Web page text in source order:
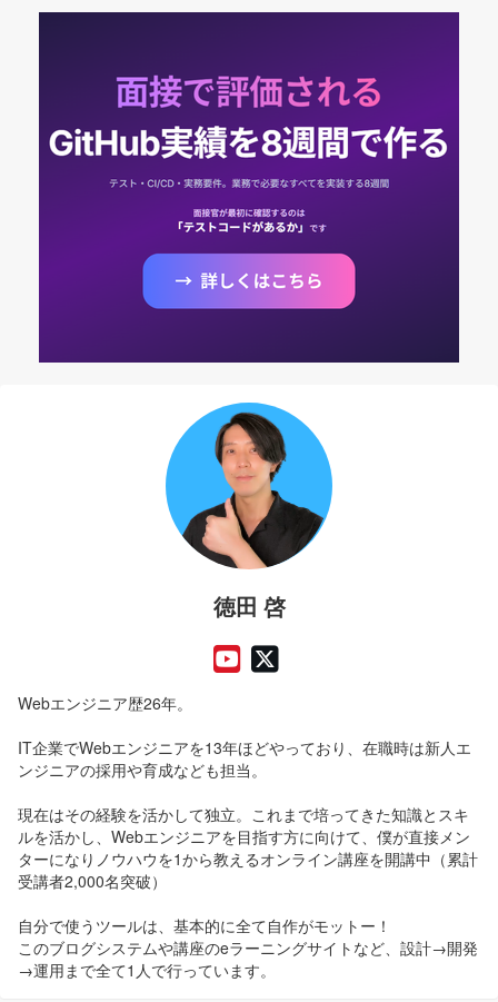
徳田 啓
Webエンジニア歴26年。
IT企業でWebエンジニアを13年ほどやっており、在職時は新人エ
ンジニアの採用や育成なども担当。
現在はその経験を活かして独立。これまで培ってきた知識とスキ
ルを活かし、Webエンジニアを目指す方に向けて、僕が直接メン
ターになりノウハウを1から教えるオンライン講座を開講中（累計
受講者2,000名突破）
自分で使うツールは、基本的に全て自作がモットー！
このブログシステムや講座のeラーニングサイトなど、設計→開発
→運用まで全て1人で行っています。